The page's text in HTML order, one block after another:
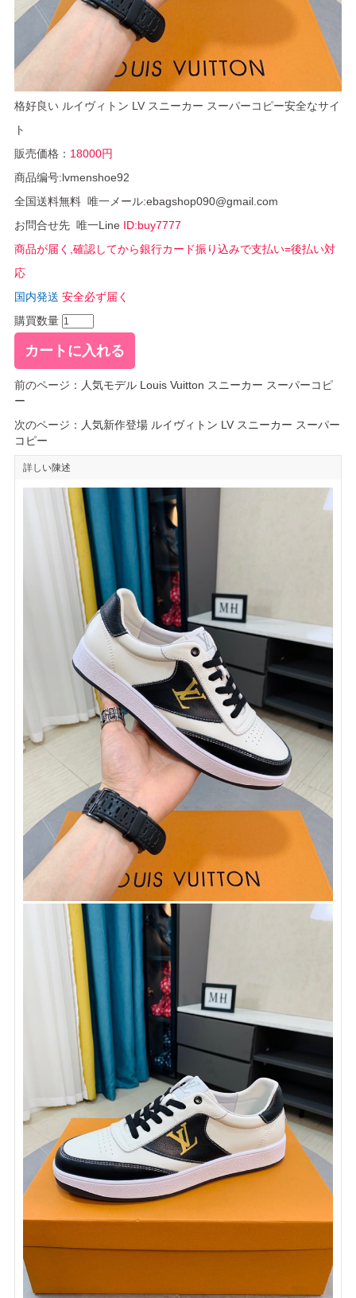
格好良い ルイヴィトン LV スニーカー スーパーコピー安全なサイ
ト
販売価格： 18000円
商品编号:lvmenshoe92
全国送料無料 唯一メール:ebagshop090@gmail.com
お問合せ先 唯一Line ID:buy7777
商品が届く,確認してから銀行カード振り込みで支払い=後払い対
応
国内発送 安全必ず届く
購買数量
前のページ： 人気モデル Louis Vuitton スニーカー スーパーコピ
ー
次のページ： 人気新作登場 ルイヴィトン LV スニーカー スーパー
コピー
詳しい陳述